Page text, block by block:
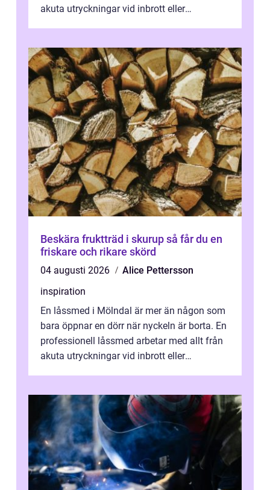
akuta utryckningar vid inbrott eller
Beskära fruktträd i skurup så får du en
friskare och rikare skörd
04 augusti 2026
Alice Pettersson
inspiration
En låssmed i Mölndal är mer än någon som
bara öppnar en dörr när nyckeln är borta. En
professionell låssmed arbetar med allt från
akuta utryckningar vid inbrott eller